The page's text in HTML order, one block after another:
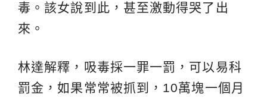
毒。該女說到此，甚至激動得哭了出
來。
林達解釋，吸毒採一罪一罰，可以易科
罰金，如果常常被抓到，10萬塊一個月